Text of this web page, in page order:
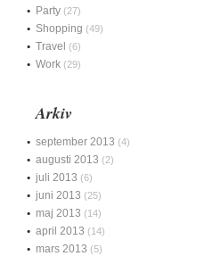
Party (27)
Shopping (49)
Travel (6)
Work (29)
Arkiv
september 2013 (4)
augusti 2013 (2)
juli 2013 (6)
juni 2013 (25)
maj 2013 (14)
april 2013 (14)
mars 2013 (5)